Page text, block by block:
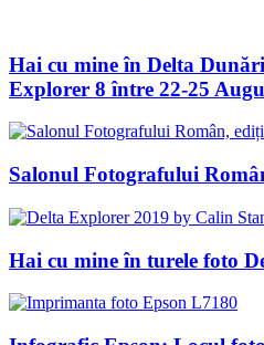
Hai cu mine în Delta
Explorer 8 între 22-25
Salonul Fotografului
Hai cu mine în turele foto